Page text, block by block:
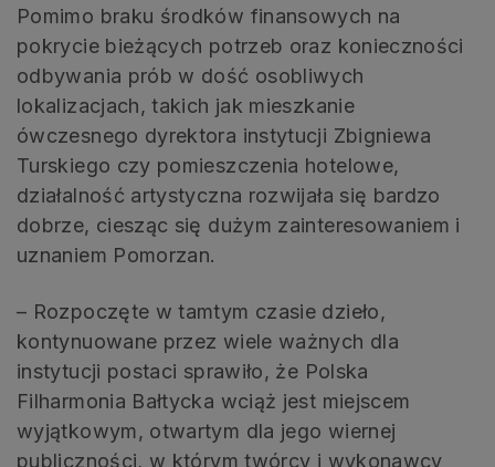
Pomimo braku środków finansowych na
pokrycie bieżących potrzeb oraz konieczności
odbywania prób w dość osobliwych
lokalizacjach, takich jak mieszkanie
ówczesnego dyrektora instytucji Zbigniewa
Turskiego czy pomieszczenia hotelowe,
działalność artystyczna rozwijała się bardzo
dobrze, ciesząc się dużym zainteresowaniem i
uznaniem Pomorzan.
– Rozpoczęte w tamtym czasie dzieło,
kontynuowane przez wiele ważnych dla
instytucji postaci sprawiło, że Polska
Filharmonia Bałtycka wciąż jest miejscem
wyjątkowym, otwartym dla jego wiernej
publiczności, w którym twórcy i wykonawcy